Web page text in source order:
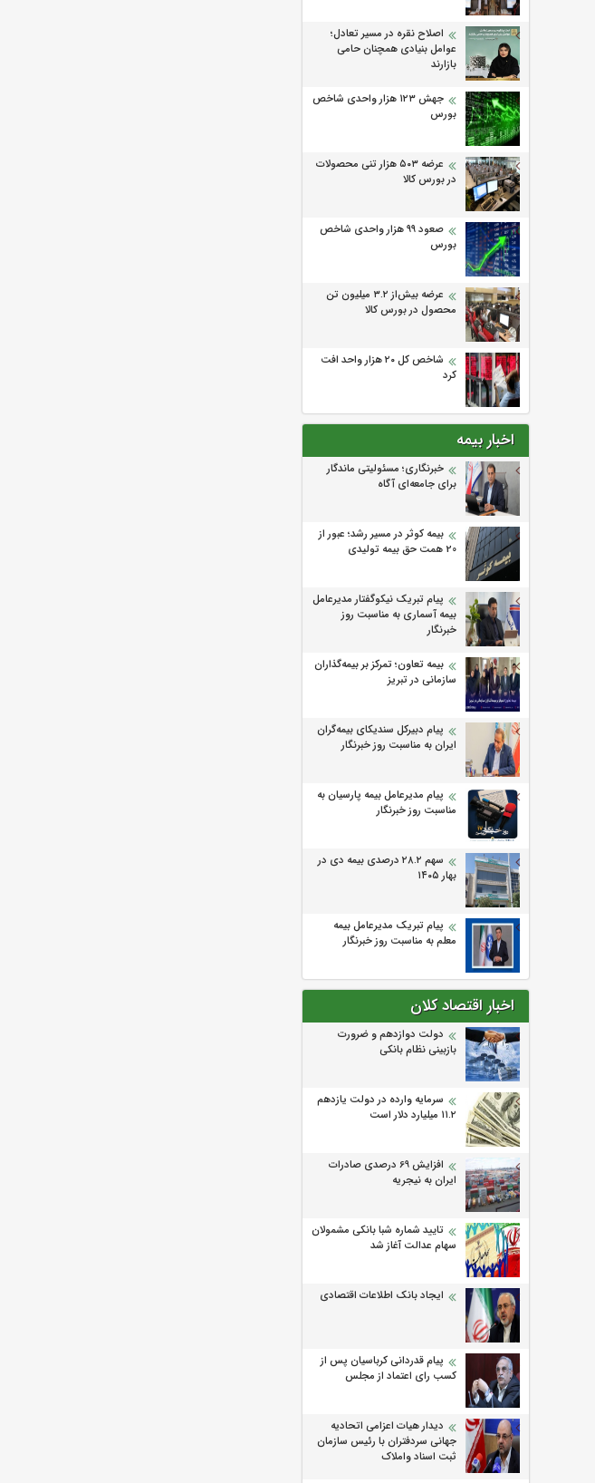
اصلاح نقره در مسیر تعادل؛
عوامل بنیادی همچنان حامی
بازارند
جهش ۱۲۳ هزار واحدی شاخص
بورس
عرضه ۵۰۳ هزار تنی محصولات
در بورس کالا
صعود ۹۹ هزار واحدی شاخص
بورس
عرضه بیش‌از ۳.۲ میلیون تن
محصول در بورس کالا
شاخص کل ۲۰ هزار واحد افت
کرد
اخبار بیمه
خبرنگاری؛ مسئولیتی ماندگار
برای جامعه‌ای آگاه
بیمه کوثر در مسیر رشد؛ عبور از
20 همت حق بیمه تولیدی
پیام تبریک نیکوگفتار مدیرعامل
بیمه آسماری به مناسبت روز
خبرنگار
بیمه تعاون؛ تمرکز بر بیمه‌گذاران
سازمانی در تبریز
پیام دبیرکل سندیکای بیمه‌گران
ایران به مناسبت روز خبرنگار
پیام مدیرعامل بیمه پارسیان به
مناسبت روز خبرنگار
سهم ۲۸.۲ درصدی بیمه دی در
بهار ۱۴۰۵
پیام تبریک مدیرعامل بیمه
معلم به مناسبت روز خبرنگار
اخبار اقتصاد کلان
دولت دوازدهم و ضرورت
بازبینی نظام بانکی
سرمایه وارده در دولت یازدهم
۱۱.۲ میلیارد دلار است
افزایش 69 درصدی صادرات
ایران به نیجریه
تایید شماره شبا بانکی مشمولان
سهام عدالت آغاز شد
ایجاد بانک اطلاعات اقتصادی
پیام قدردانی کرباسیان پس از
کسب رای اعتماد از مجلس
دیدار هیات اعزامی اتحادیه
جهانی سردفتران با رئیس سازمان
ثبت اسناد واملاک